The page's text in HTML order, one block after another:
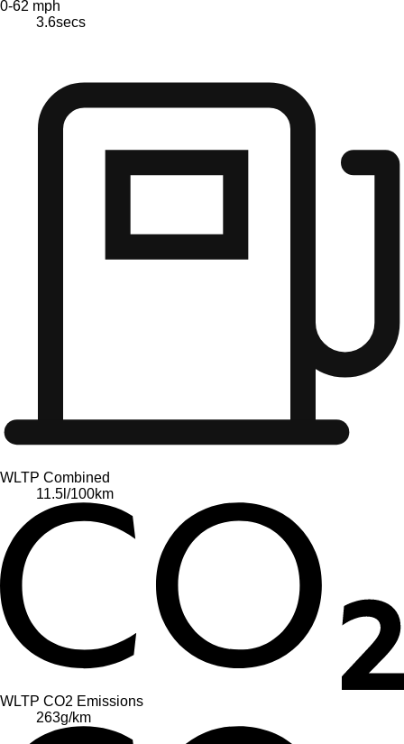
0-62 mph
3.6secs
WLTP Combined
11.5 l/100km
WLTP CO2 Emissions
263g/km